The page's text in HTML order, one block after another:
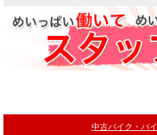
中古バイク・バ